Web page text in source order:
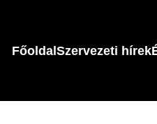
FőoldalSzervezeti hírek